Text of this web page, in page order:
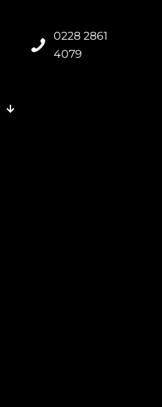
0228 2861
4079